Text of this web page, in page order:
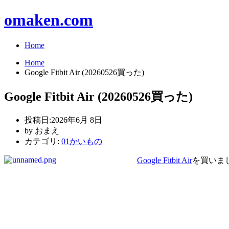
omaken.com
Home
Home
Google Fitbit Air (20260526買った)
Google Fitbit Air (20260526買った)
投稿日:2026年6月 8日
by おまえ
カテゴリ: 01かいもの
Google Fitbit Airを買いま